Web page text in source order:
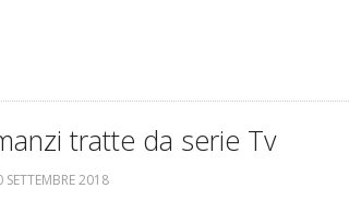
tratte da serie Tv
2018